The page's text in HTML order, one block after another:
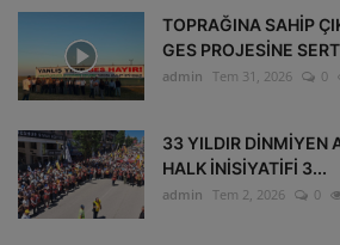
TOPRAĞINA SAHİP
GES PROJESİNE
admin Tem 31, 2026 0
33 YILDIR DİNMİYEN
HALK İNİSİYATİFİ 3...
admin Tem 2, 2026 0